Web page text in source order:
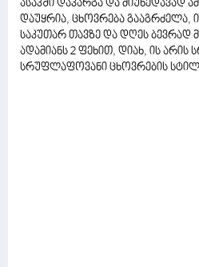
ასაკში დაკარგა და მიუხედავად
დაუყრია, ცხოვრება გააგრძელა,
საკუთარ თავზე და დღეს ბევრად
ადამიანს 2 ფეხით, დიახ, ის არის
სრუფლაფოვანი ცხოვრების